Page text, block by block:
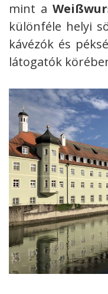
mint a
különféle helyi
kávézók és
látogatók